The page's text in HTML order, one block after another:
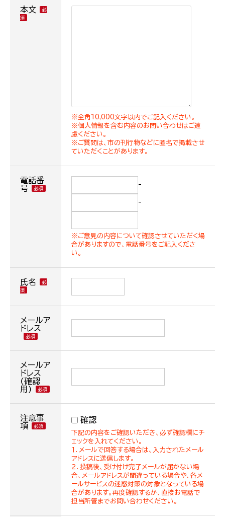
本文
※全角10,000文字以内でご記入ください。
※個人情報を含む内容のお問い合わせはご遠
慮ください。
※ご質問は、市の刊行物などに匿名で掲載させ
ていただくことがあります。
電話番
号
-
-
※ご意見の内容について確認させていただく場
合がありますので、電話番号をご記入くださ
い。
氏名
メールア
ドレス
メールア
ドレス
(確認
用)
注意事
項
確認
下記の内容をご確認いただき、必ず確認欄にチ
ェックを入れてください。
１．メールで回答する場合は、入力されたメール
アドレスに送信します。
２．投稿後、受け付け完了メールが届かない場
合、メールアドレスが間違っている場合や、各メ
ールサービスの迷惑対策の対象となっている場
合があります。再度確認するか、直接お電話で
担当所管までお問い合わせください。